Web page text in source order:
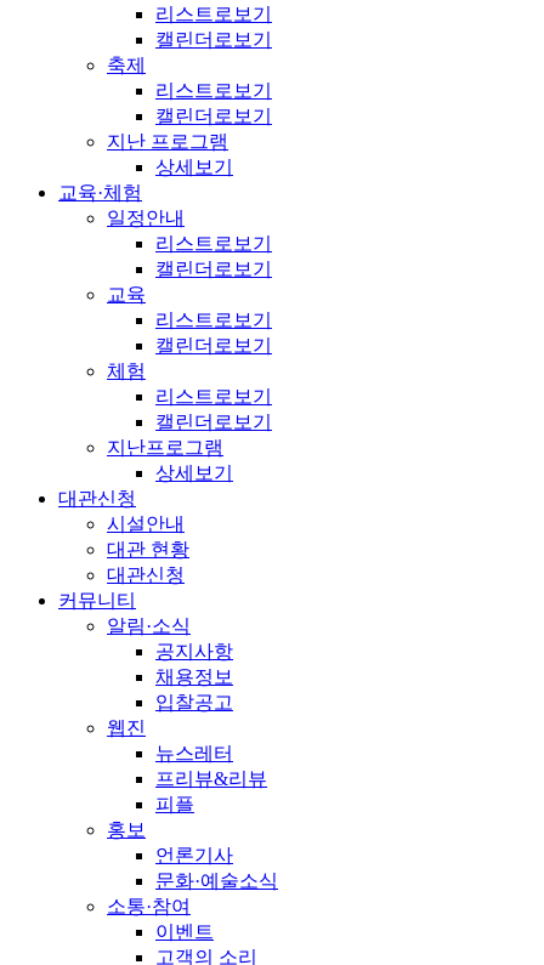
리스트로보기
캘린더로보기
축제
리스트로보기
캘린더로보기
지난 프로그램
상세보기
교육·체험
일정안내
리스트로보기
캘린더로보기
교육
리스트로보기
캘린더로보기
체험
리스트로보기
캘린더로보기
지난프로그램
상세보기
대관신청
시설안내
대관 현황
대관신청
커뮤니티
알림·소식
공지사항
채용정보
입찰공고
웹진
뉴스레터
프리뷰&리뷰
피플
홍보
언론기사
문화·예술소식
소통·참여
이벤트
고객의 소리